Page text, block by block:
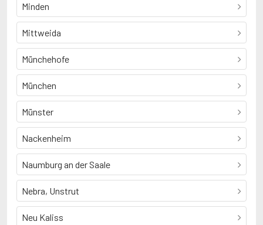
Minden
Mittweida
Münchehofe
München
Münster
Nackenheim
Naumburg an der Saale
Nebra, Unstrut
Neu Kaliss